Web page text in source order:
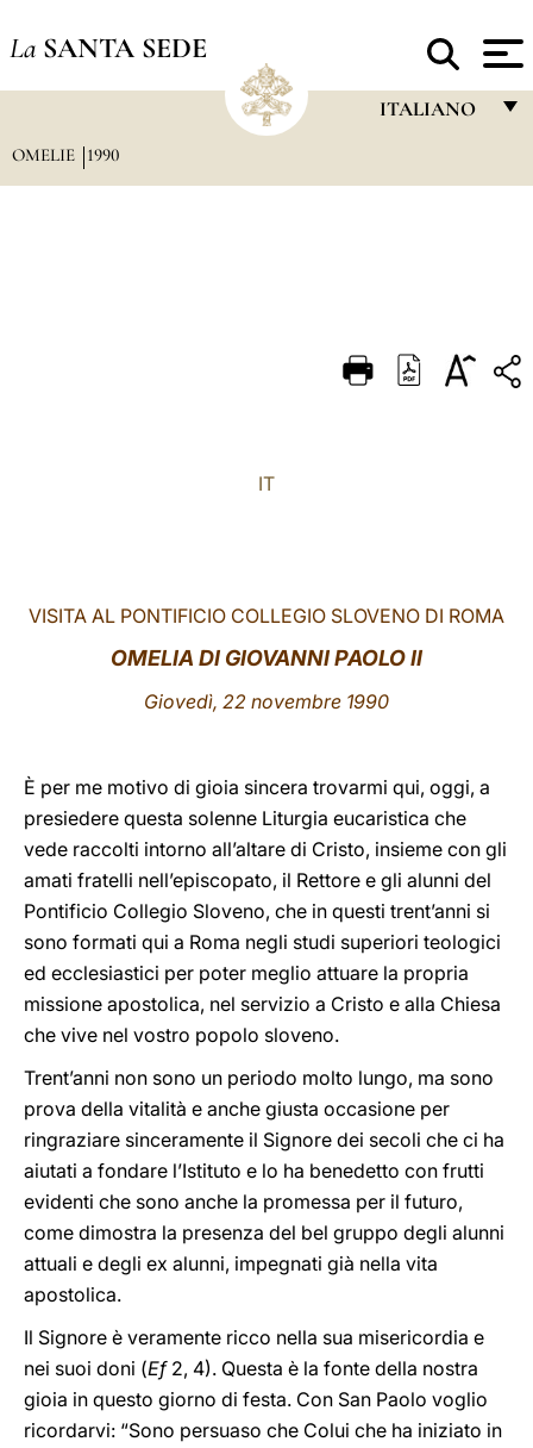
La SANTA SEDE
ITALIANO
DEUTSCH
OMELIE 1990
IT
VISITA AL PONTIFICIO COLLEGIO SLOVENO DI ROMA
OMELIA DI GIOVANNI PAOLO II
Giovedì, 22 novembre 1990
È per me motivo di gioia sincera trovarmi qui, oggi, a
presiedere questa solenne Liturgia eucaristica che
vede raccolti intorno all’altare di Cristo, insieme con gli
amati fratelli nell’episcopato, il Rettore e gli alunni del
Pontificio Collegio Sloveno, che in questi trent’anni si
sono formati qui a Roma negli studi superiori teologici
ed ecclesiastici per poter meglio attuare la propria
missione apostolica, nel servizio a Cristo e alla Chiesa
che vive nel vostro popolo sloveno.
Trent’anni non sono un periodo molto lungo, ma sono
prova della vitalità e anche giusta occasione per
ringraziare sinceramente il Signore dei secoli che ci ha
aiutati a fondare l’Istituto e lo ha benedetto con frutti
evidenti che sono anche la promessa per il futuro,
come dimostra la presenza del bel gruppo degli alunni
attuali e degli ex alunni, impegnati già nella vita
apostolica.
Il Signore è veramente ricco nella sua misericordia e
nei suoi doni (Ef2, 4). Questa è la fonte della nostra
gioia in questo giorno di festa. Con San Paolo voglio
ricordarvi: “Sono persuaso che Colui che ha iniziato in